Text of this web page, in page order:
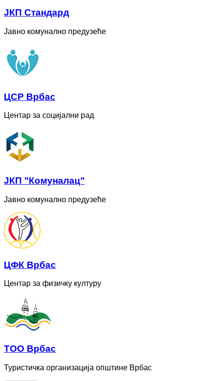
ЈКП Стандард
Јавно комунално предузеће
ЦСР Врбас
Центар за социјални рад
ЈКП "Комуналац"
Јавно комунално предузеће
ЦФК Врбас
Центар за физичку културу
ТОО Врбас
Туристичка организација општине Врбас